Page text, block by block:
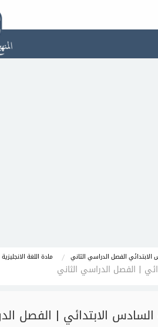
الفصل الدراسي الثاني مادة اللغة
| الفصل الدراسي الثاني
السادس الابتدائي | الفصل